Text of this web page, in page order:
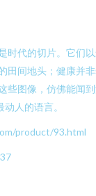
时代的切片。它们
田间地头；健康并
些图像，仿佛能闻
人的语言。
product/93.html